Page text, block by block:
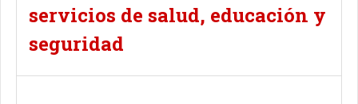
servicios de salud, educación y
seguridad